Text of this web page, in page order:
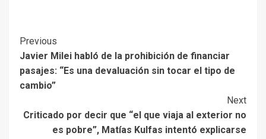
Previous
Javier Milei habló de la prohibición de financiar
pasajes: “Es una devaluación sin tocar el tipo de
cambio”
Next
Criticado por decir que “el que viaja al exterior no
es pobre”, Matías Kulfas intentó explicarse